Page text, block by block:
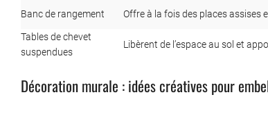
Banc de rangement Offre à la fois des places assises
Tables de chevet
suspendues
Libèrent de l’espace au sol et
Décoration murale : idées créatives pour